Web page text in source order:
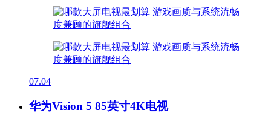
07.04
华为Vision 5 85英寸4K电视